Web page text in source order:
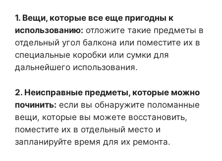
1. Вещи, которые все еще пригодны к
использованию: отложите такие предметы в
отдельный угол балкона или поместите их в
специальные коробки или сумки для
дальнейшего использования.
2. Неисправные предметы, которые можно
починить: если вы обнаружите поломанные
вещи, которые вы можете восстановить,
поместите их в отдельный место и
запланируйте время для их ремонта.